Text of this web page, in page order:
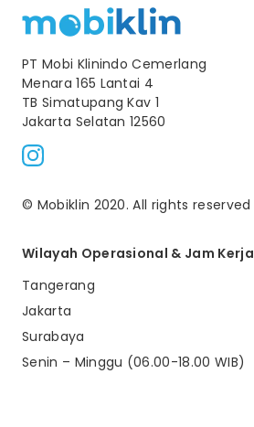
PT Mobi Klinindo Cemerlang
Menara 165 Lantai 4
TB Simatupang Kav 1
Jakarta Selatan 12560
© Mobiklin 2020. All rights reserved
Wilayah Operasional & Jam Kerja
Tangerang
Jakarta
Surabaya
Senin – Minggu (06.00-18.00 WIB)